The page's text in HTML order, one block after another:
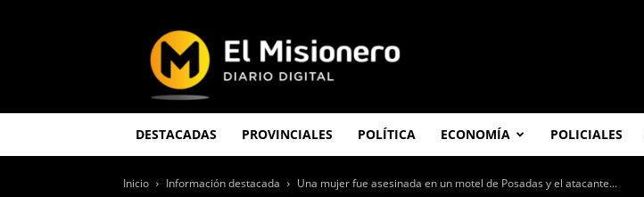
Misionero
DESTACADAS PROVINCIALES POLÍTICA ECONOMÍA POLICIALES
Inicio Información destacada Una mujer fue asesinada en un motel de Posadas y el atacante...